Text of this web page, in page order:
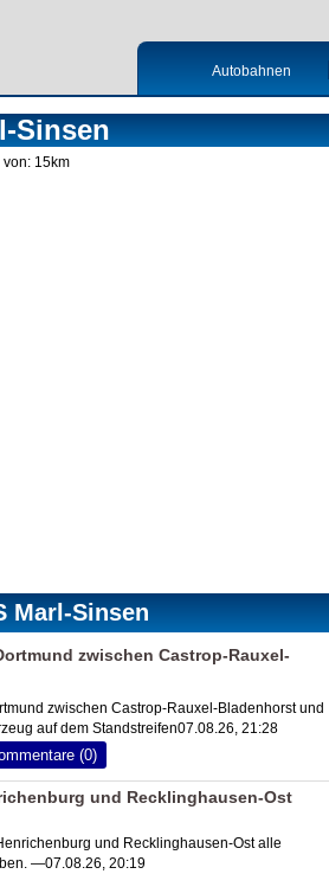
Autobahnen
Sinsen
von: 15km
Marl-Sinsen
zwischen Castrop-Rauxel-
zwischen Castrop-Rauxel-Bladenhorst und
auf dem Standstreifen07.08.26, 21:28
(0)
und Recklinghausen-Ost
und Recklinghausen-Ost alle
—07.08.26, 20:19